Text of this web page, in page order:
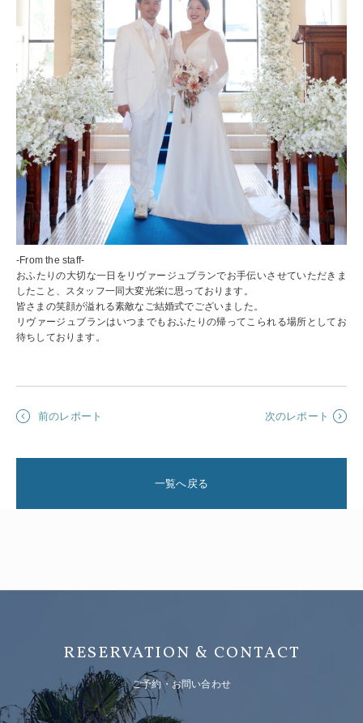
-From the staff-
おふたりの大切な一日をリヴァージュブランでお手伝いさせていただきま
したこと、スタッフ一同大変光栄に思っております。
皆さまの笑顔が溢れる素敵なご結婚式でございました。
リヴァージュブランはいつまでもおふたりの帰ってこられる場所としてお
待ちしております。
前のレポート 次のレポート
一覧へ戻る
RESERVATION & CONTACT
ご予約・お問い合わせ